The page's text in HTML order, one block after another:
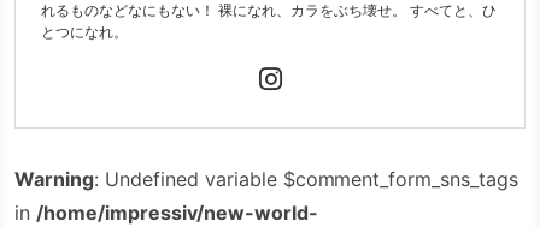
れるものなどなにもない！ 裸になれ、カラをぶち壊せ。 すべてと、ひ
とつになれ。
Warning: Undefined variable $comment_form_sns_tags
in /home/impressiv/new-world-